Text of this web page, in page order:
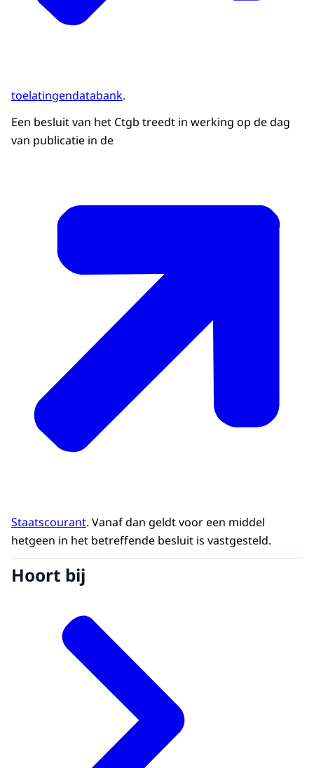
toelatingendatabank.
Een besluit van het Ctgb treedt in werking op de dag
van publicatie in de
Staatscourant. Vanaf dan geldt voor een middel
hetgeen in het betreffende besluit is vastgesteld.
Hoort bij